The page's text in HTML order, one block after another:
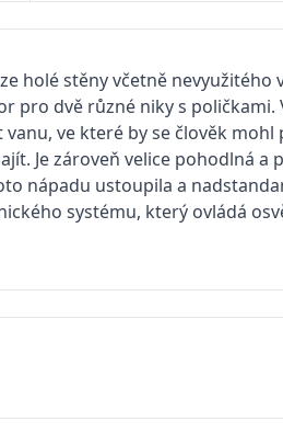
holé stěny včetně
pro dvě různé niky s
ve které by se člověk
Je zároveň velice pohodlná a
nápadu ustoupila a
systému, který ovládá